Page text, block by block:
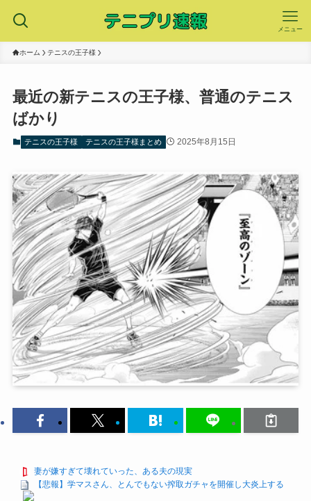
メニュー
ホーム テニスの王子様
最近の新テニスの王子様、普通のテニス
ばかり
テニスの王子様 テニスの王子様まとめ 2025年8月15日
妻が嫌すぎて壊れていった、ある夫の現実
【悲報】学マスさん、とんでもない搾取ガチャを開催し大炎上する